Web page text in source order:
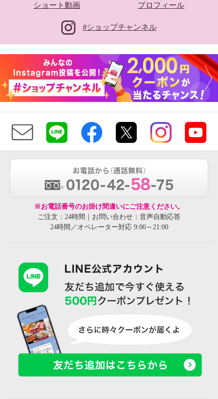
ショート動画 プロフィール
#ショップチャンネル
※お電話番号のお掛け間違いにご注意ください。
ご注文：24時間｜お問い合わせ：音声自動応答
24時間／オペレーター対応 9:00～21:00